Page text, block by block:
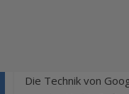
Die Technik von